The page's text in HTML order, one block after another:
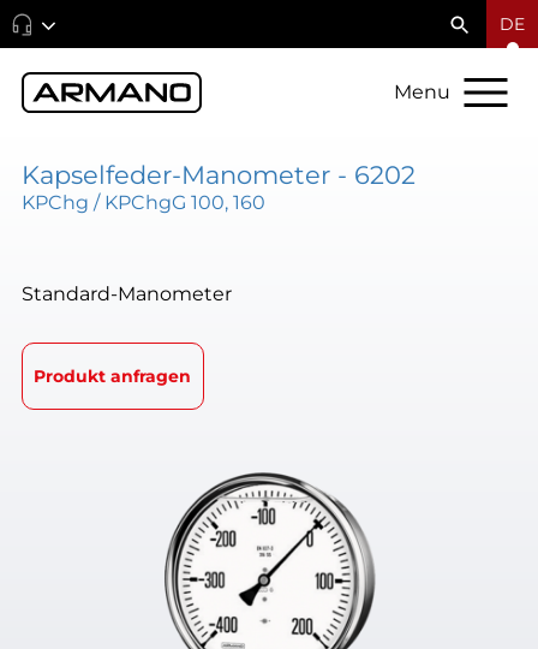
DE
Menu
Kapselfeder-Manometer - 6202
KPChg / KPChgG 100, 160
Standard-Manometer
Produkt anfragen